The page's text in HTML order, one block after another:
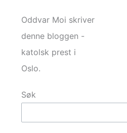
Oddvar Moi skriver
denne bloggen -
katolsk prest i
Oslo.
Søk